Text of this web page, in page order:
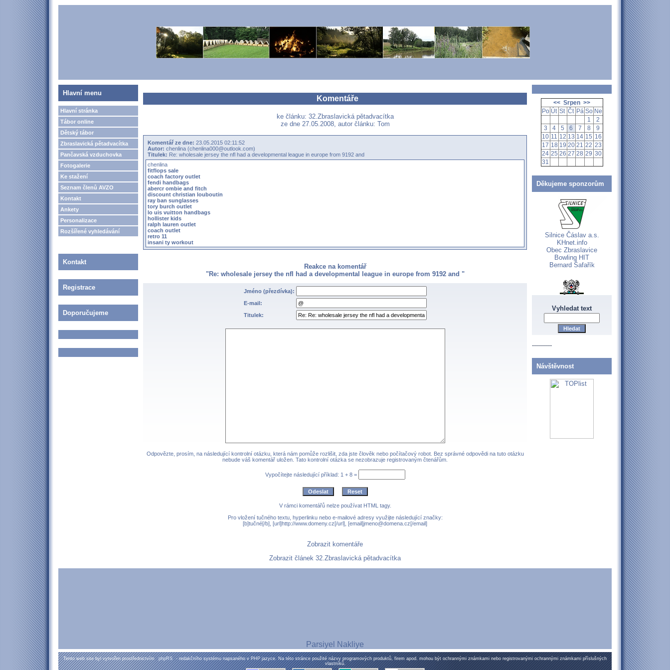
Hlavní menu
Hlavní stránka
Tábor online
Dětský tábor
Zbraslavická pětadvacítka
Pančavská vzduchovka
Fotogalerie
Ke stažení
Seznam členů AVZO
Kontakt
Ankety
Personalizace
Rozšířené vyhledávání
Kontakt
Registrace
Doporučujeme
Komentáře
ke článku: 32.Zbraslavická pětadvacítka
ze dne 27.05.2008, autor článku: Tom
Komentář ze dne: 23.05.2015 02:11:52
Autor: chenlina (chenlina000@outlook.com)
Titulek: Re: wholesale jersey the nfl had a developmental league in europe from 9192 and
chenlina
fitflops sale
coach factory outlet
fendi handbags
abercr ombie and fitch
discount christian louboutin
ray ban sunglasses
tory burch outlet
lo uis vuitton handbags
hollister kids
ralph lauren outlet
coach outlet
retro 11
insani ty workout
Reakce na komentář
"Re: wholesale jersey the nfl had a developmental league in europe from 9192 and "
Jméno (přezdívka):
E-mail:
Titulek:
Odpovězte, prosím, na následující kontrolní otázku, která nám pomůže rozlišit, zda jste člověk nebo počítačový robot. Bez správné odpovědi na tuto otázku
nebude váš komentář uložen. Tato kontrolní otázka se nezobrazuje registrovaným čtenářům.
Vypočítejte následující příklad: 1 + 8 =
V rámci komentářů nelze používat HTML tagy.
Pro vložení tučného textu, hyperlinku nebo e-mailové adresy využijte následující značky:
[b]tučné[/b], [url]http://www.domeny.cz[/url], [email]jmeno@domena.cz[/email]
Zobrazit komentáře
Zobrazit článek 32.Zbraslavická pětadvacítka
<< Srpen >>
Po Út St Čt Pá So Ne
1
2
3
4 5 6 7 8
9
10 11 12 13 14 15 16
17 18 19 20 21 22 23
24 25 26 27 28 29 30
31
Děkujeme sponzorům
Silnice Čáslav a.s.
KHnet.info
Obec Zbraslavice
Bowling HIT
Bernard Šafařík
Vyhledat text
----------
Návštěvnost
Parsiyel Nakliye
Tento web site byl vytvořen prostřednictvím phpRS - redakčního systému napsaného v PHP jazyce. Na této stránce použité názvy programových produktů, firem apod. mohou být ochrannými známkami nebo registrovanými ochrannými známkami příslušných
vlastníků.